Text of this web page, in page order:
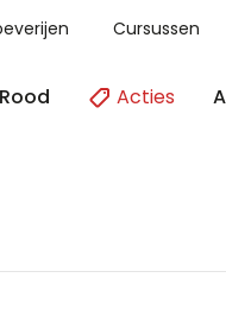
Cursussen
Rood Acties